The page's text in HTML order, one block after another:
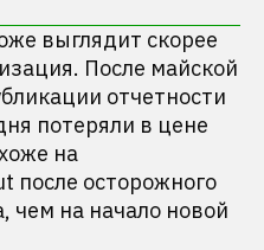
выглядит скорее
После майской
отчетности
потеряли в цене
на
после осторожного
чем на начало новой